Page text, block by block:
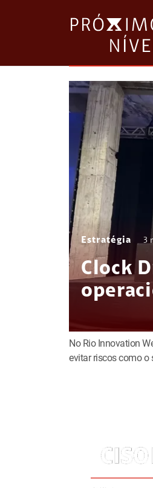
Estratégia 3
Clock
No Rio Innovation
evitar riscos como o